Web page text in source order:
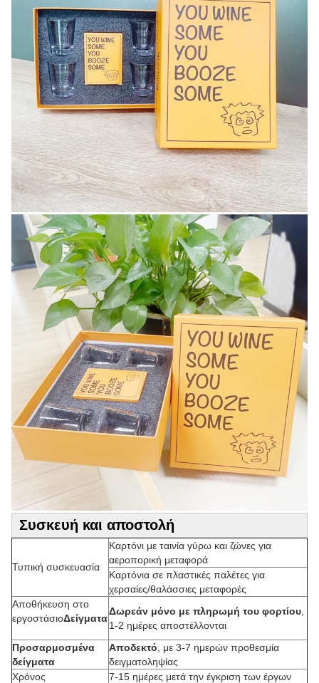
Συσκευή και αποστολή
Τυπική συσκευασία
Καρτόνι με ταινία γύρω και ζώνες για
αεροπορική μεταφορά
Καρτόνια σε πλαστικές παλέτες για
χερσαίες/θαλάσσιες μεταφορές
Αποθήκευση στο
εργοστάσιοΔείγματα
Δωρεάν μόνο με πληρωμή του φορτίου
1-2 ημέρες αποστέλλονται
Προσαρμοσμένα
δείγματα
Αποδεκτό , με 3-7 ημερών προθεσμία
δειγματοληψίας
Χρόνος
7-15 ημέρες μετά την έγκριση των έργων